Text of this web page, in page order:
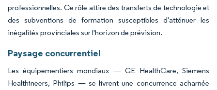
professionnelles. Ce rôle attire des transferts de technologie et
des subventions de formation susceptibles d'atténuer les
inégalités provinciales sur l'horizon de prévision.
Paysage concurrentiel
Les équipementiers mondiaux — GE HealthCare, Siemens
Healthineers, Philips — se livrent une concurrence acharnée